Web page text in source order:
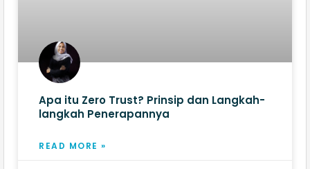
Apa itu Zero Trust? Prinsip dan Langkah-
langkah Penerapannya
READ MORE »